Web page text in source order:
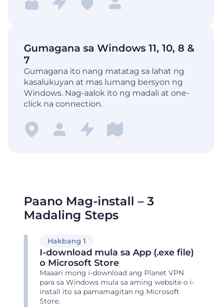
Gumagana sa Windows 11, 10, 8 &
7
Gumagana ito nang matatag sa lahat ng
kasalukuyan at mas lumang bersyon ng
Windows. Nag-aalok ito ng madali at one-
click na connection.
Paano Mag-install – 3
Madaling Steps
Hakbang 1
I-download mula sa App (.exe file)
o Microsoft Store
Maaari mong i-download ang Planet VPN
para sa Windows mula sa aming website o i-
install ito sa pamamagitan ng Microsoft
Store.